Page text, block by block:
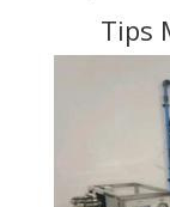
Tips